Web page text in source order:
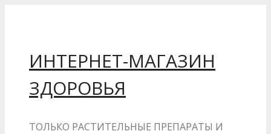
ИНТЕРНЕТ-МАГАЗИН
ЗДОРОВЬЯ
ТОЛЬКО РАСТИТЕЛЬНЫЕ ПРЕПАРАТЫ И